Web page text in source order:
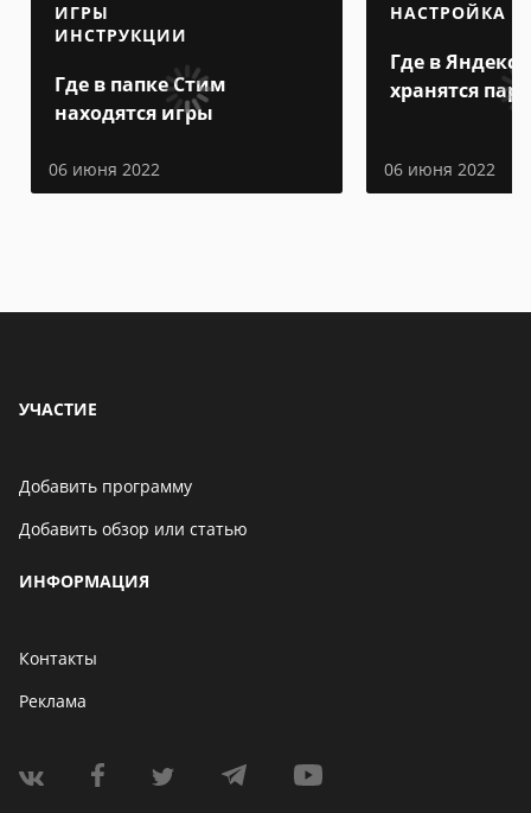
ИГРЫ
ИНСТРУКЦИИ
Где в папке Стим
находятся игры
06 июня 2022
НАСТРОЙКА
Где в Яндекс
хранятся
06 июня 2022
УЧАСТИЕ
Добавить программу
Добавить обзор или статью
ИНФОРМАЦИЯ
Контакты
Реклама